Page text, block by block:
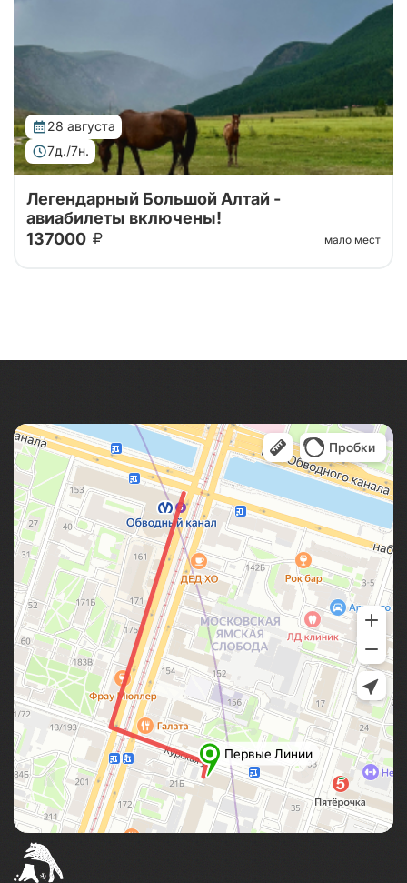
28 августа
7д./7н.
Легендарный Большой Алтай -
авиабилеты включены!
137000
мало мест